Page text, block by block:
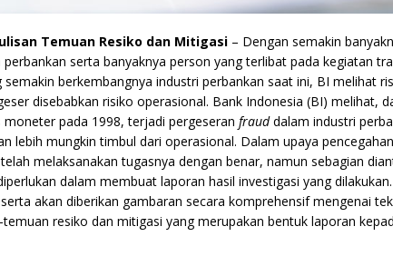
Temuan Resiko dan Mitigasi – Dengan semakin
serta banyaknya person yang terlibat pada kegiatan
berkembangnya industri perbankan saat ini, BI melihat
disebabkan risiko operasional. Bank Indonesia (BI) melihat,
moneter pada 1998, terjadi pergeseran frauddalam industri
lebih mungkin timbul dari operasional. Dalam upaya
melaksanakan tugasnya dengan benar, namun sebagian
dalam membuat laporan hasil investigasi yang
akan diberikan gambaran secara komprehensif mengenai
resiko dan mitigasi yang merupakan bentuk laporan